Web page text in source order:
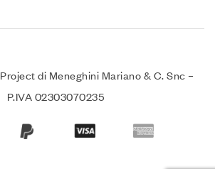
di Meneghini Mariano & C. Snc –
P.IVA 02303070235